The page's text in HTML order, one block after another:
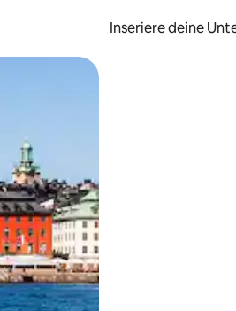
Inseriere deine